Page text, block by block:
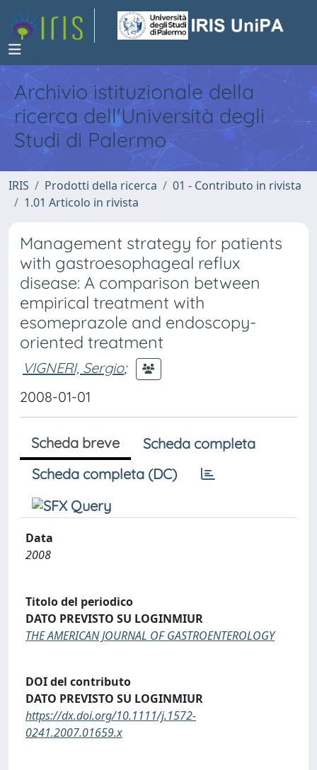
Archivio istituzionale della
ricerca dell'Università degli
Studi di Palermo
IRIS Prodotti della ricerca
01 - Contributo in rivista
1.01 Articolo in rivista
Management strategy for patients
with gastroesophageal reflux
disease: A comparison between
empirical treatment with
esomeprazole and endoscopy-
oriented treatment
VIGNERI, Sergio;
2008-01-01
Scheda breve
Scheda completa
Scheda completa (DC)
Data
2008
Titolo del periodico
DATO PREVISTO SU LOGINMIUR
THE AMERICAN JOURNAL OF GASTROENTEROLOGY
DOI del contributo
DATO PREVISTO SU LOGINMIUR
https://dx.doi.org/10.1111/j.1572-
0241.2007.01659.x